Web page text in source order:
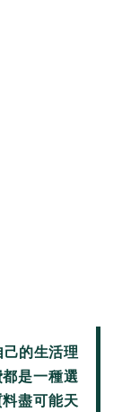
己的生活理
是一種選
盡可能天